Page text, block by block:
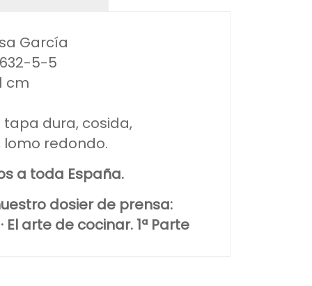
García
5-5
cm
tapa dura, cosida,
redondo.
a toda España.
dosier de prensa:
El arte de cocinar. 1ª Parte